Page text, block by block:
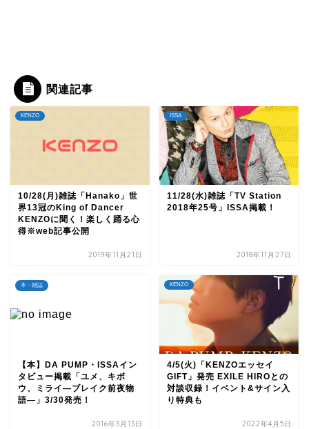
関連記事
KENZO
10/28(月)雑誌「Hanako」世
界13冠のKing of Dancer
KENZOに聞く！楽しく踊る心
得※web記事公開
2019年11月21日
ISSA
11/28(水)雑誌「TV Station
2018年25号」ISSA掲載！
2018年11月27日
本・雑誌
【本】DA PUMP・ISSAイン
タビュー掲載「ユメ、キボ
ウ、ミライ―ブレイク前夜物
語―」3/30発売！
2016年3月13日
KENZO
4/5(火)「KENZOエッセイ
GIFT」発売 EXILE HIROとの
対談収録！イベント&サイン入
り特典も
2022年4月5日